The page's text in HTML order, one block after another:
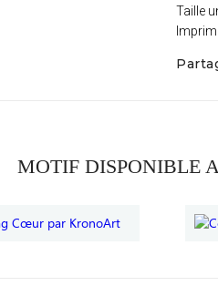
Taille
MOTIF DISPONIBLE